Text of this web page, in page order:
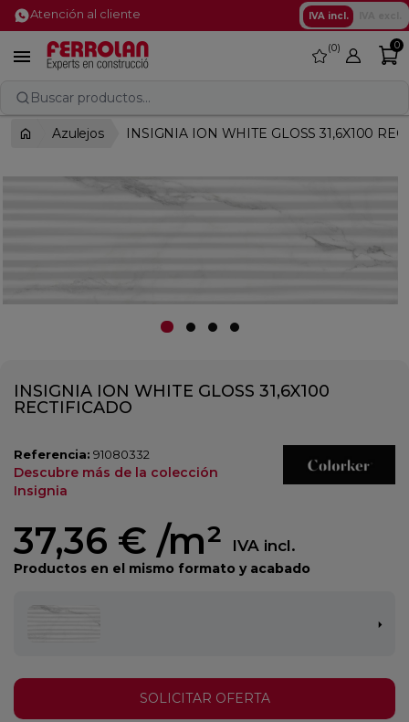
Atención al cliente IVA incl.
 favorite
0 0
Buscar productos...
Azulejos INSIGNIA ION WHITE GLOSS 31,6X100
INSIGNIA ION WHITE GLOSS 31,6X100
RECTIFICADO
Referencia: 91080332
Descubre más de la colección
Insignia
37,36 € /m² IVA incl.
Productos en el mismo formato y acabado
SOLICITAR OFERTA